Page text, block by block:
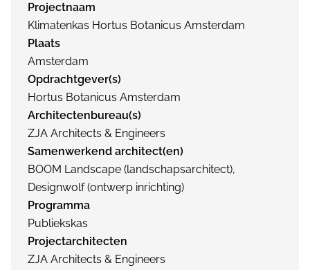
Projectnaam
Klimatenkas Hortus Botanicus Amsterdam
Plaats
Amsterdam
Opdrachtgever(s)
Hortus Botanicus Amsterdam
Architectenbureau(s)
ZJA Architects & Engineers
Samenwerkend architect(en)
BOOM Landscape (landschapsarchitect),
Designwolf (ontwerp inrichting)
Programma
Publiekskas
Projectarchitecten
ZJA Architects & Engineers